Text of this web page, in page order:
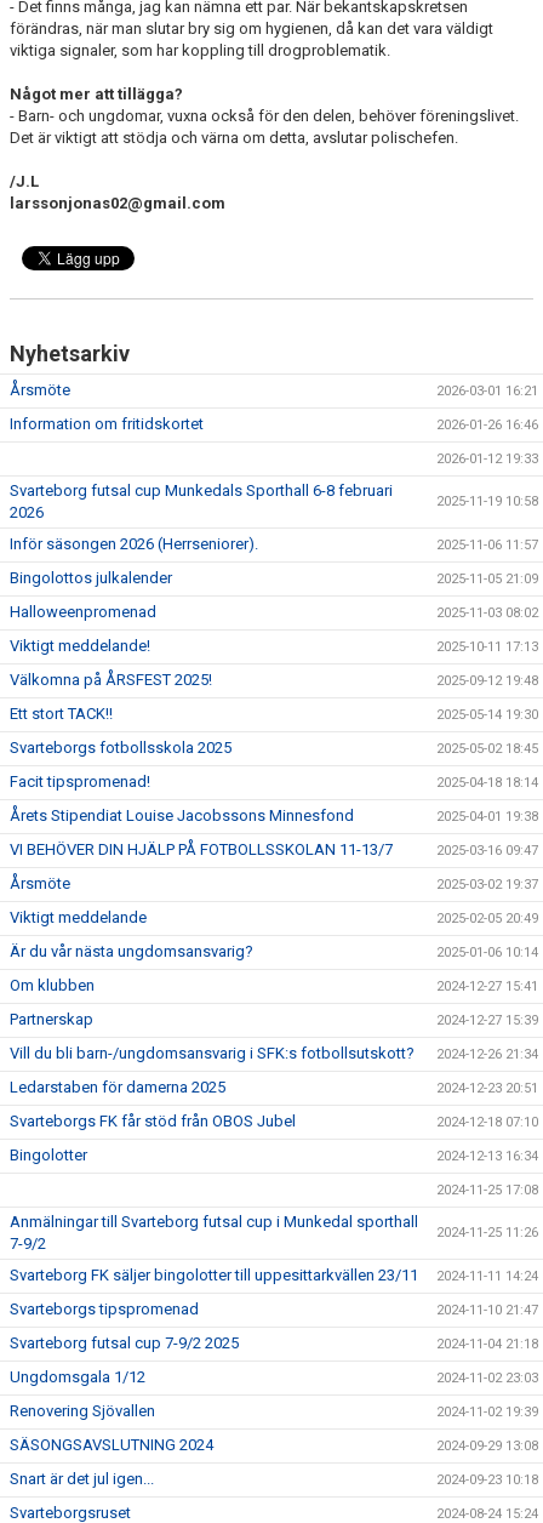
- Det finns många, jag kan nämna ett par. När bekantskapskretsen
förändras, när man slutar bry sig om hygienen, då kan det vara väldigt
viktiga signaler, som har koppling till drogproblematik.
Något mer att tillägga?
- Barn- och ungdomar, vuxna också för den delen, behöver föreningslivet.
Det är viktigt att stödja och värna om detta, avslutar polischefen.
/J.L
larssonjonas02@gmail.com
Nyhetsarkiv
Årsmöte 2026-03-01 16:21
Information om fritidskortet 2026-01-26 16:46
2026-01-12 19:33
Svarteborg futsal cup Munkedals Sporthall 6-8 februari
2026
2025-11-19 10:58
Inför säsongen 2026 (Herrseniorer). 2025-11-06 11:57
Bingolottos julkalender 2025-11-05 21:09
Halloweenpromenad 2025-11-03 08:02
Viktigt meddelande! 2025-10-11 17:13
Välkomna på ÅRSFEST 2025! 2025-09-12 19:48
Ett stort TACK!! 2025-05-14 19:30
Svarteborgs fotbollsskola 2025 2025-05-02 18:45
Facit tipspromenad! 2025-04-18 18:14
Årets Stipendiat Louise Jacobssons Minnesfond 2025-04-01 19:38
VI BEHÖVER DIN HJÄLP PÅ FOTBOLLSSKOLAN 11-13/7 2025-03-16 09:47
Årsmöte 2025-03-02 19:37
Viktigt meddelande 2025-02-05 20:49
Är du vår nästa ungdomsansvarig? 2025-01-06 10:14
Om klubben 2024-12-27 15:41
Partnerskap 2024-12-27 15:39
Vill du bli barn-/ungdomsansvarig i SFK:s fotbollsutskott? 2024-12-26 21:34
Ledarstaben för damerna 2025 2024-12-23 20:51
Svarteborgs FK får stöd från OBOS Jubel 2024-12-18 07:10
Bingolotter 2024-12-13 16:34
2024-11-25 17:08
Anmälningar till Svarteborg futsal cup i Munkedal sporthall
7-9/2
2024-11-25 11:26
Svarteborg FK säljer bingolotter till uppesittarkvällen 23/11 2024-11-11 14:24
Svarteborgs tipspromenad 2024-11-10 21:47
Svarteborg futsal cup 7-9/2 2025 2024-11-04 21:18
Ungdomsgala 1/12 2024-11-02 23:03
Renovering Sjövallen 2024-11-02 19:39
SÄSONGSAVSLUTNING 2024 2024-09-29 13:08
Snart är det jul igen... 2024-09-23 10:18
Svarteborgsruset 2024-08-24 15:24